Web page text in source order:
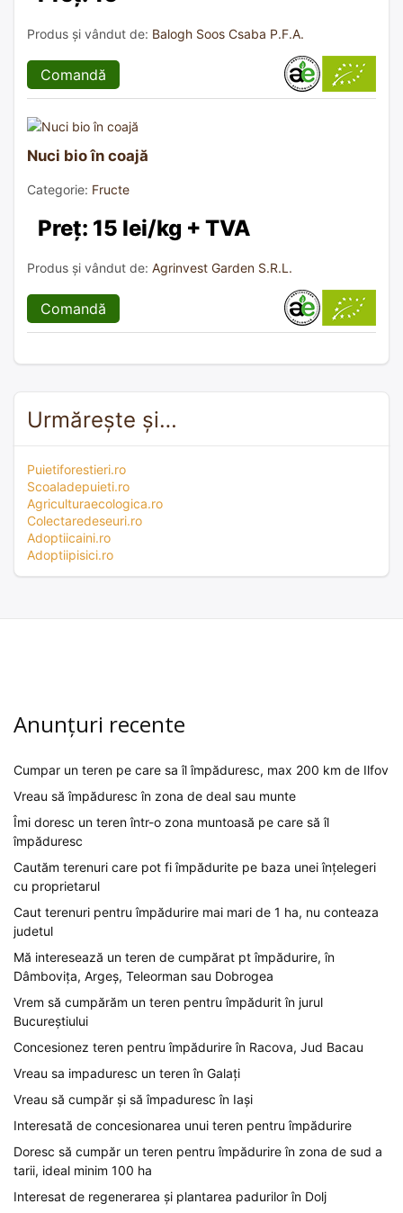
Produs și vândut de: Balogh Soos Csaba P.F.A.
Comandă
Nuci bio în coajă
Categorie: Fructe
Preț: 15 lei/kg + TVA
Produs și vândut de: Agrinvest Garden S.R.L.
Comandă
Urmărește și…
Puietiforestieri.ro
Scoaladepuieti.ro
Agriculturaecologica.ro
Colectaredeseuri.ro
Adoptiicaini.ro
Adoptiipisici.ro
Anunțuri recente
Cumpar un teren pe care sa îl împăduresc, max 200 km de Ilfov
Vreau să împăduresc în zona de deal sau munte
Îmi doresc un teren într-o zona muntoasă pe care să îl
împăduresc
Cautăm terenuri care pot fi împădurite pe baza unei înțelegeri
cu proprietarul
Caut terenuri pentru împădurire mai mari de 1 ha, nu conteaza
judetul
Mă interesează un teren de cumpărat pt împădurire, în
Dâmbovița, Argeș, Teleorman sau Dobrogea
Vrem să cumpărăm un teren pentru împădurit în jurul
Bucureștiului
Concesionez teren pentru împădurire în Racova, Jud Bacau
Vreau sa impaduresc un teren în Galați
Vreau să cumpăr și să împaduresc în Iași
Interesată de concesionarea unui teren pentru împădurire
Doresc să cumpăr un teren pentru împădurire în zona de sud a
tarii, ideal minim 100 ha
Interesat de regenerarea și plantarea padurilor în Dolj